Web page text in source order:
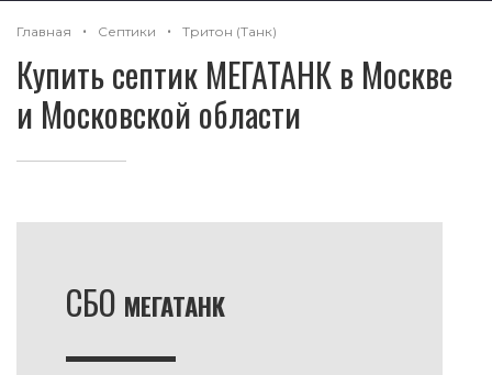
Главная Септики Тритон (Танк)
Купить септик МЕГАТАНК в Москве
и Московской области
СБО МЕГАТАНК